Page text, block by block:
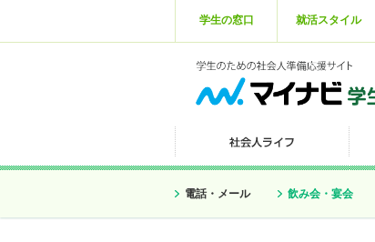
学生の窓口 就活スタイル
電話・メール 飲み会・宴会